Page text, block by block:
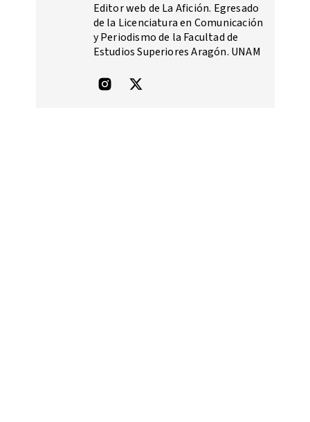
Editor web de La Afición. Egresado
de la Licenciatura en Comunicación
y Periodismo de la Facultad de
Estudios Superiores Aragón. UNAM